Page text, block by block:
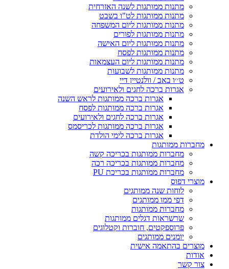
מתנות ממותגות לשנה האזרחית
מתנות ממותגות לט"ו בשבט
מתנות ממותגות ליום המשפחה
מתנות ממותגות לפורים
מתנות ממותגות ליום האישה
מתנות ממותגות לפסח
מתנות ממותגות ליום העצמאות
מתנות ממותגות לשבועות
ט׳׳ו באב / וולנטיין דיי
אגרות ברכה לחגים ולאירועים
אגרות ברכה ממותגות לראש השנה
אגרות ברכה ממותגות לפסח
אגרות ברכה לחגים ולאירועים
אגרות ברכה ממותגות לכריסמס
אגרות ברכה לימי הולדת
מחברות ממותגות
מחברות ממותגות בכריכה קשה
מחברות ממותגות בכריכה רכה
מחברות ממותגות בכריכת PU
מוצרי דפוס
לוחות שנה ממותגים
דפי ממו ממותגים
מחברות ממותגות
שרשראות דגלים ממותגות
פרוספקטים, חוברות וקטלוגים
יומנים ממותגים
מוצרים בהתאמה אישית
אודות
צור קשר